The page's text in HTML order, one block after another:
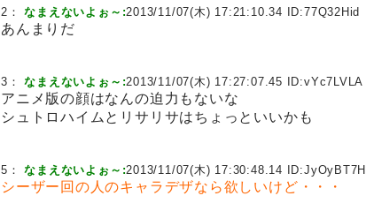
2：なまえないよぉ～:2013/11/07(木) 17:21:10.34 ID:77Q32Hid
あんまりだ
3：なまえないよぉ～:2013/11/07(木) 17:27:07.45 ID:vYc7LVLA
アニメ版の顔はなんの迫力もないな
シュトロハイムとリサリサはちょっといいかも
5：なまえないよぉ～:2013/11/07(木) 17:30:48.14 ID:JyOyBT7H
シーザー回の人のキャラデザなら欲しいけど・・・